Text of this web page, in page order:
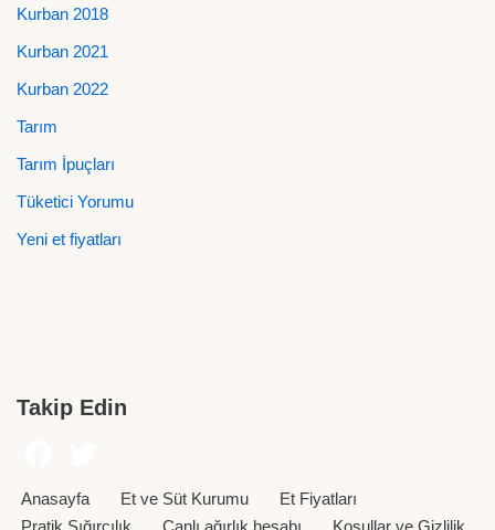
Kurban 2018
Kurban 2021
Kurban 2022
Tarım
Tarım İpuçları
Tüketici Yorumu
Yeni et fiyatları
Takip Edin
Anasayfa Et ve Süt Kurumu
Et Fiyatları
Pratik Sığırcılık
Canlı ağırlık hesabı Koşullar ve Gizlilik